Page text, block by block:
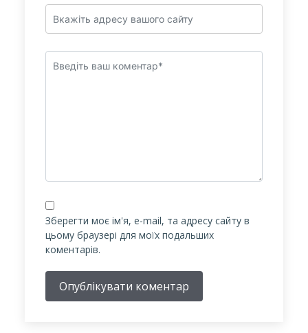
Зберегти моє ім'я, e-mail, та адресу сайту в
цьому браузері для моїх подальших
коментарів.
Опублікувати коментар